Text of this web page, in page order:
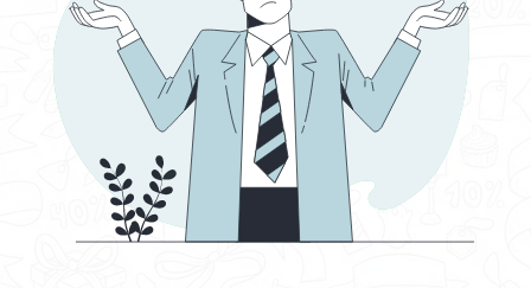
Выберите подкатегорию
Вокалист
Зарплата
От и до Фиксированная Договорная
До
Тип занятости
График работы